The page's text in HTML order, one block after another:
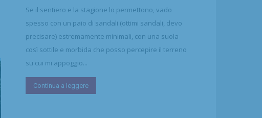
Se il sentiero e la stagione lo permettono, vado
spesso con un paio di sandali (ottimi sandali, devo
precisare) estremamente minimali, con una suola
così sottile e morbida che posso percepire il terreno
su cui mi appoggio...
Continua a leggere